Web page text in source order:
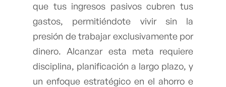
que tus ingresos pasivos cubren tus
gastos, permitiéndote vivir sin la
presión de trabajar exclusivamente por
dinero. Alcanzar esta meta requiere
disciplina, planificación a largo plazo, y
un enfoque estratégico en el ahorro e